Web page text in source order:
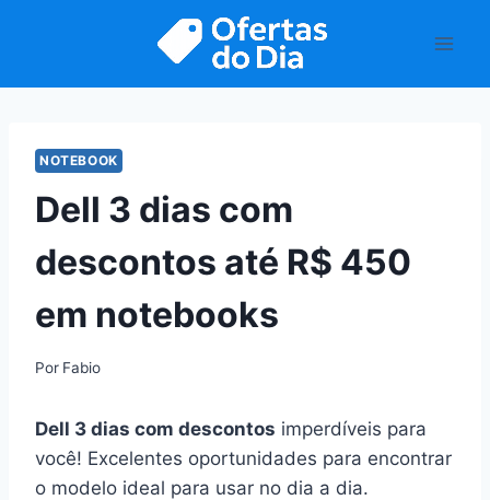
NOTEBOOK
Dell 3 dias com
descontos até R$ 450
em notebooks
Por Fabio
Dell 3 dias com descontos imperdíveis para
você! Excelentes oportunidades para encontrar
o modelo ideal para usar no dia a dia.